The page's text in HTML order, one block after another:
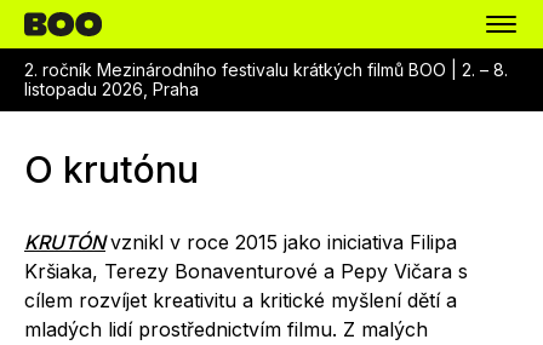
2. ročník Mezinárodního festivalu krátkých filmů BOO | 2. – 8.
listopadu 2026, Praha
O krutónu
KRUTÓN vznikl v roce 2015 jako iniciativa Filipa
Kršiaka, Terezy Bonaventurové a Pepy Vičara s
cílem rozvíjet kreativitu a kritické myšlení dětí a
mladých lidí prostřednictvím filmu. Z malých